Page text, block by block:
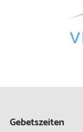
Gebetszeiten